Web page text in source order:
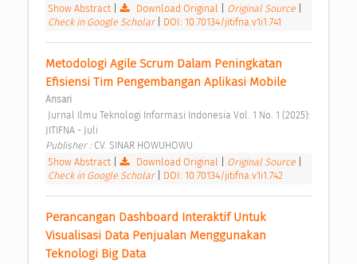
Show Abstract
Download Original Original Source
Check in Google Scholar
DOI: 10.70134/jitifna.v1i1.741
Metodologi Agile Scrum Dalam Peningkatan
Efisiensi Tim Pengembangan Aplikasi Mobile
Ansari
JITIFNA - Juli
Publisher : CV. SINAR HOWUHOWU
Show Abstract
Download Original Original Source
Check in Google Scholar
DOI: 10.70134/jitifna.v1i1.742
Perancangan Dashboard Interaktif Untuk
Visualisasi Data Penjualan Menggunakan
Teknologi Big Data